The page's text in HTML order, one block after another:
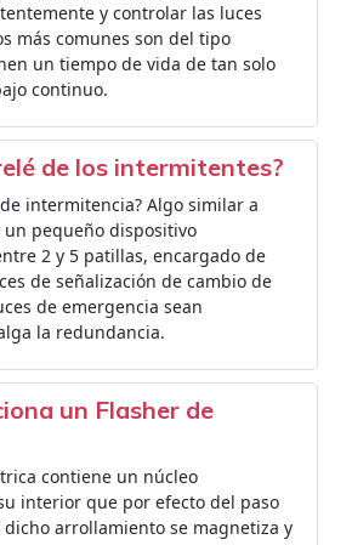
y controlar las luces
más comunes son del tipo
un tiempo de vida de tan solo
continuo.
de los intermitentes?
intermitencia? Algo similar a
un pequeño dispositivo
2 y 5 patillas, encargado de
de señalización de cambio de
de emergencia sean
la redundancia.
un Flasher de
contiene un núcleo
interior que por efecto del paso
arrollamiento se magnetiza y